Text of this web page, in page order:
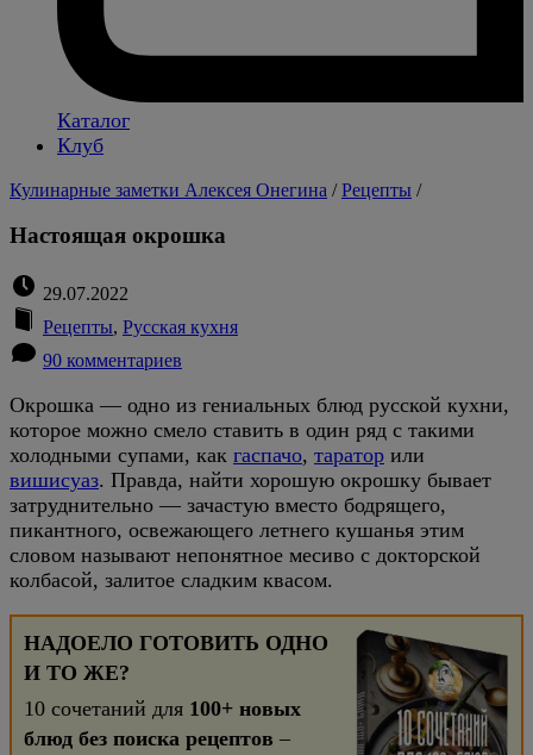
Каталог
Клуб
Кулинарные заметки Алексея Онегина /Рецепты /
Настоящая окрошка
29.07.2022
Рецепты, Русская кухня
90 комментариев
Окрошка — одно из гениальных блюд русской кухни,
которое можно смело ставить в один ряд с такими
холодными супами, как гаспачо, таратор или
вишисуаз. Правда, найти хорошую окрошку бывает
затруднительно — зачастую вместо бодрящего,
пикантного, освежающего летнего кушанья этим
словом называют непонятное месиво с докторской
колбасой, залитое сладким квасом.
НАДОЕЛО ГОТОВИТЬ ОДНО
И ТО ЖЕ?
10 сочетаний для 100+ новых
блюд без поиска рецептов –